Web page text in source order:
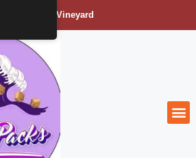
Bengals Vineyard